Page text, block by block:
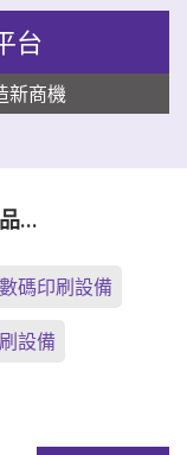
台
新商機
…
數碼印刷設備
設備